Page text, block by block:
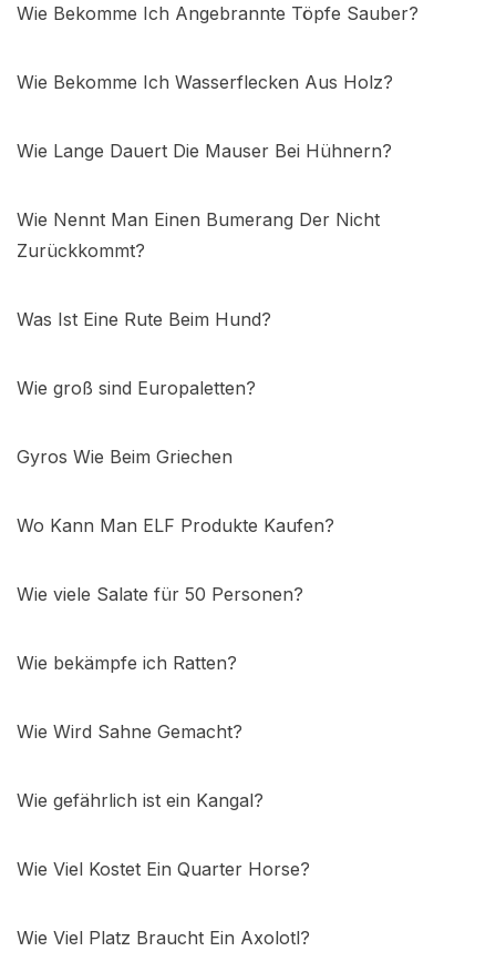
Wie Bekomme Ich Angebrannte Töpfe Sauber?
Wie Bekomme Ich Wasserflecken Aus Holz?
Wie Lange Dauert Die Mauser Bei Hühnern?
Wie Nennt Man Einen Bumerang Der Nicht
Zurückkommt?
Was Ist Eine Rute Beim Hund?
Wie groß sind Europaletten?
Gyros Wie Beim Griechen
Wo Kann Man ELF Produkte Kaufen?
Wie viele Salate für 50 Personen?
Wie bekämpfe ich Ratten?
Wie Wird Sahne Gemacht?
Wie gefährlich ist ein Kangal?
Wie Viel Kostet Ein Quarter Horse?
Wie Viel Platz Braucht Ein Axolotl?